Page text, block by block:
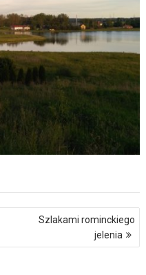
Szlakami rominckiego
jelenia